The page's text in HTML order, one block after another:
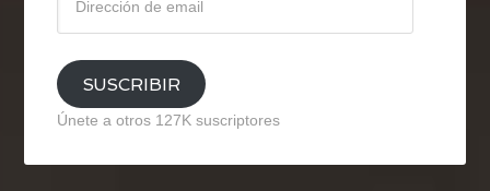
email
SUSCRIBIR
Únete a otros 127K suscriptores